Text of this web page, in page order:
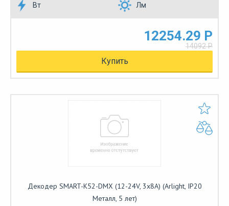
Вт Лм
12254.29 Р
14092 Р
Купить
Декодер SMART-K52-DMX (12-24V, 3x8A) (Arlight, IP20
Металл, 5 лет)